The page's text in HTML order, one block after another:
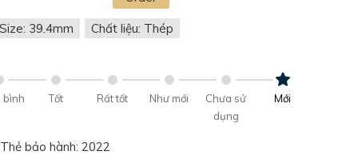
Size: 39.4mm Chất liệu: Thép
bình Tốt Rất tốt Như mới
Chưa sử
dụng
Mới
Thẻ bảo hành: 2022